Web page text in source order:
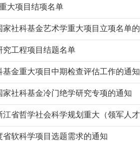
大项目结项名单
家社科基金艺术学重大项目立项名单
究工程项目结题名单
金重大项目中期检查评估工作的通知
家社科基金冷门绝学研究专项的通知
江省哲学社会科学规划重大（领军人
省软科学项目选题需求的通知